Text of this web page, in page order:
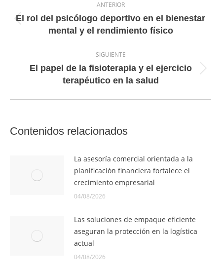
entre
entradas
ANTERIOR
Entrada
anterior:
El rol del psicólogo deportivo en el bienestar
mental y el rendimiento físico
SIGUIENTE
Entrada
siguiente:
El papel de la fisioterapia y el ejercicio
terapéutico en la salud
Contenidos relacionados
La asesoría comercial orientada a la
planificación financiera fortalece el
crecimiento empresarial
04/08/2026
Las soluciones de empaque eficiente
aseguran la protección en la logística
actual
04/08/2026